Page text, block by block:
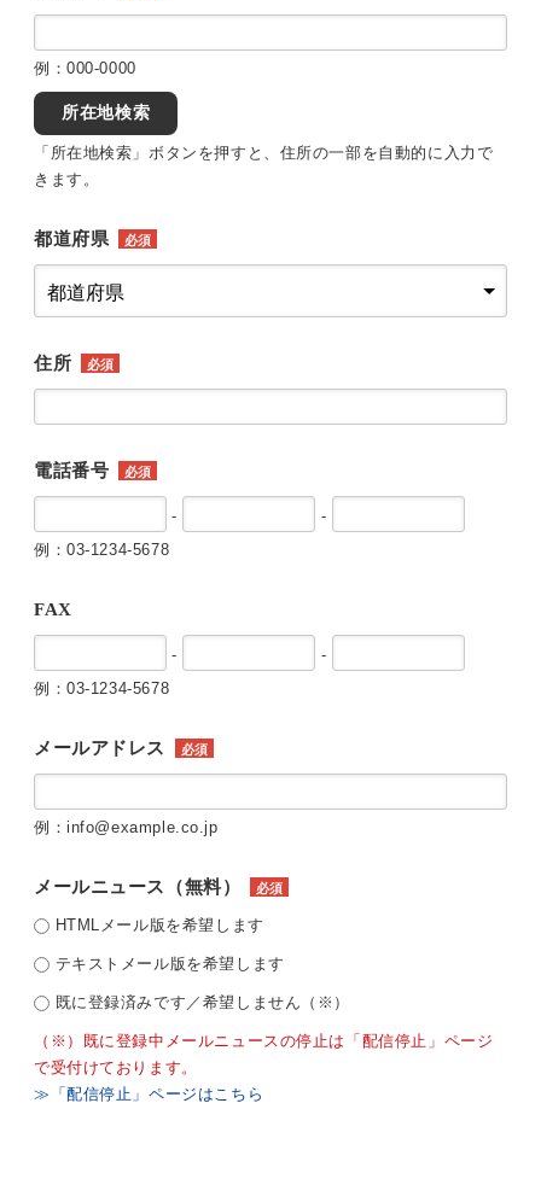
例：000-0000
所在地検索
「所在地検索」ボタンを押すと、住所の一部を自動的に入力で
きます。
都道府県 必須
住所 必須
電話番号 必須
-
-
例：03-1234-5678
FAX
-
-
例：03-1234-5678
メールアドレス 必須
例：info@example.co.jp
メールニュース（無料） 必須
HTMLメール版を希望します
テキストメール版を希望します
既に登録済みです／希望しません（※）
（※）既に登録中メールニュースの停止は「配信停止」ページ
で受付けております。
≫「配信停止」ページはこちら